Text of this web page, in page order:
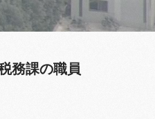
務課の職員